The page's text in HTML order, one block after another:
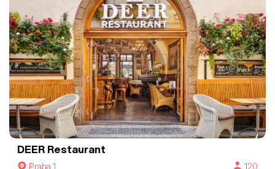
DEER Restaurant
Praha 1
120